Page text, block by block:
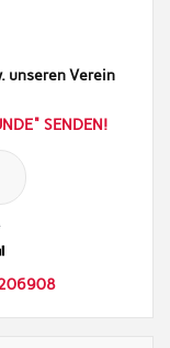
unseren Verein
SENDEN!